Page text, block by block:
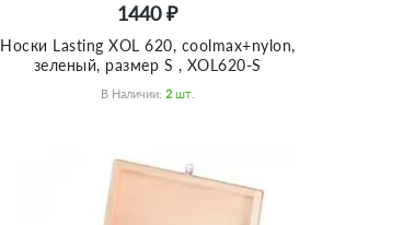
1440 ₽
Носки Lasting XOL 620, coolmax+nylon,
зеленый, размер S , XOL620-S
В Наличии: 2 Шт.